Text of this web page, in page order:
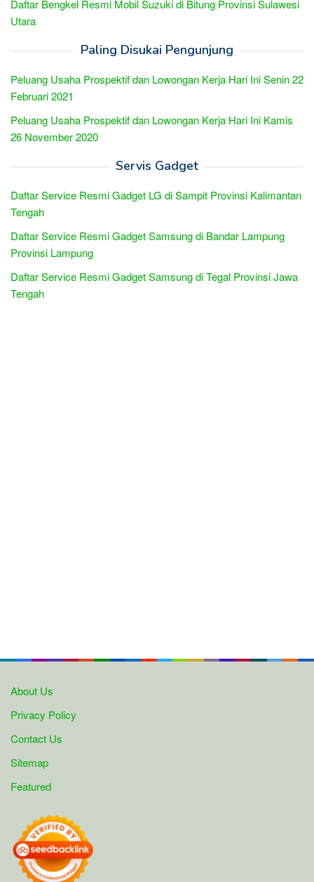
Daftar Bengkel Resmi Mobil Suzuki di Bitung Provinsi Sulawesi
Utara
Paling Disukai Pengunjung
Peluang Usaha Prospektif dan Lowongan Kerja Hari Ini Senin 22
Februari 2021
Peluang Usaha Prospektif dan Lowongan Kerja Hari Ini Kamis
26 November 2020
Servis Gadget
Daftar Service Resmi Gadget LG di Sampit Provinsi Kalimantan
Tengah
Daftar Service Resmi Gadget Samsung di Bandar Lampung
Provinsi Lampung
Daftar Service Resmi Gadget Samsung di Tegal Provinsi Jawa
Tengah
About Us
Privacy Policy
Contact Us
Sitemap
Featured